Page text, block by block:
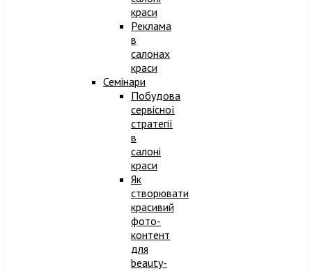
краси
Реклама
в
салонах
краси
Семінари
Побудова
сервісної
стратегії
в
салоні
краси
Як
створювати
красивий
фото-
контент
для
beauty-